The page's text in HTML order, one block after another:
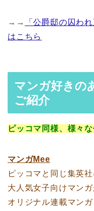
→→
「公爵邸の囚わ
はこちら
マンガ好きの
ご紹介
ピッコマ同様、様々
マンガMee
ピッコマと同じ集英
大人気女子向けマンガ
オリジナル連載マンガ